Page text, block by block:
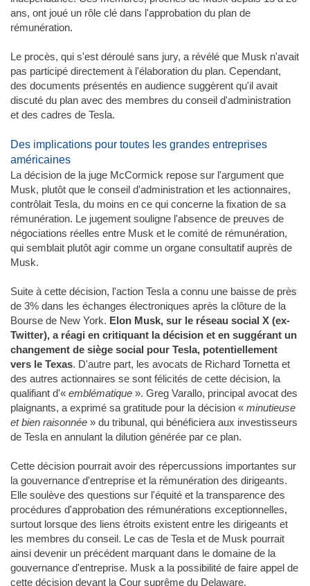
ans, ont joué un rôle clé dans l'approbation du plan de
rémunération.
Le procès, qui s'est déroulé sans jury, a révélé que Musk n'avait
pas participé directement à l'élaboration du plan. Cependant,
des documents présentés en audience suggèrent qu'il avait
discuté du plan avec des membres du conseil d'administration
et des cadres de Tesla.
Des implications pour toutes les grandes entreprises
américaines
La décision de la juge McCormick repose sur l'argument que
Musk, plutôt que le conseil d'administration et les actionnaires,
contrôlait Tesla, du moins en ce qui concerne la fixation de sa
rémunération. Le jugement souligne l'absence de preuves de
négociations réelles entre Musk et le comité de rémunération,
qui semblait plutôt agir comme un organe consultatif auprès de
Musk.
Suite à cette décision, l'action Tesla a connu une baisse de près
de 3% dans les échanges électroniques après la clôture de la
Bourse de New York. Elon Musk, sur le réseau social X (ex-
Twitter), a réagi en critiquant la décision et en suggérant un
changement de siège social pour Tesla, potentiellement
vers le Texas. D'autre part, les avocats de Richard Tornetta et
des autres actionnaires se sont félicités de cette décision, la
qualifiant d'« emblématique ». Greg Varallo, principal avocat des
plaignants, a exprimé sa gratitude pour la décision « minutieuse
et bien raisonnée » du tribunal, qui bénéficiera aux investisseurs
de Tesla en annulant la dilution générée par ce plan.
Cette décision pourrait avoir des répercussions importantes sur
la gouvernance d'entreprise et la rémunération des dirigeants.
Elle soulève des questions sur l'équité et la transparence des
procédures d'approbation des rémunérations exceptionnelles,
surtout lorsque des liens étroits existent entre les dirigeants et
les membres du conseil. Le cas de Tesla et de Musk pourrait
ainsi devenir un précédent marquant dans le domaine de la
gouvernance d'entreprise. Musk a la possibilité de faire appel de
cette décision devant la Cour suprême du Delaware.